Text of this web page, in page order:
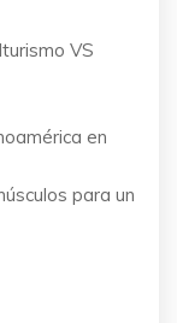
VS
en
para un